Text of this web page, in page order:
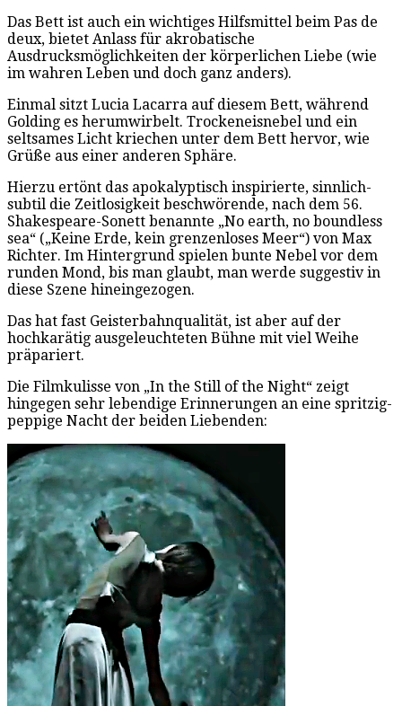
Das Bett ist auch ein wichtiges Hilfsmittel beim Pas de
deux, bietet Anlass für akrobatische
Ausdrucksmöglichkeiten der körperlichen Liebe (wie
im wahren Leben und doch ganz anders).
Einmal sitzt Lucia Lacarra auf diesem Bett, während
Golding es herumwirbelt. Trockeneisnebel und ein
seltsames Licht kriechen unter dem Bett hervor, wie
Grüße aus einer anderen Sphäre.
Hierzu ertönt das apokalyptisch inspirierte, sinnlich-
subtil die Zeitlosigkeit beschwörende, nach dem 56.
Shakespeare-Sonett benannte „No earth, no boundless
sea“ („Keine Erde, kein grenzenloses Meer“) von Max
Richter. Im Hintergrund spielen bunte Nebel vor dem
runden Mond, bis man glaubt, man werde suggestiv in
diese Szene hineingezogen.
Das hat fast Geisterbahnqualität, ist aber auf der
hochkarätig ausgeleuchteten Bühne mit viel Weihe
präpariert.
Die Filmkulisse von „In the Still of the Night“ zeigt
hingegen sehr lebendige Erinnerungen an eine spritzig-
peppige Nacht der beiden Liebenden: